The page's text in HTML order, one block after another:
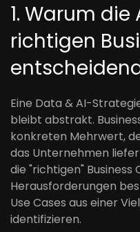
1. Warum
richtigen
Eine Data & AI-
bleibt abstrakt.
konkreten Mehrwert,
das Unternehmen
die "richtigen" Business
Herausforderungen
Use Cases aus einer
identifizieren.